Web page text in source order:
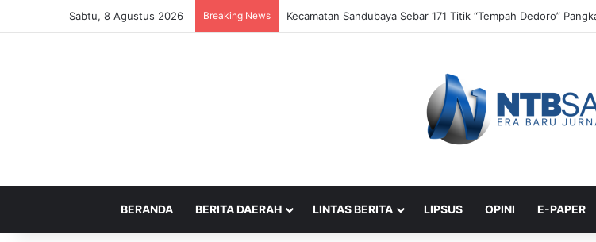
Sabtu, 8 Agustus 2026 Breaking News Alunan “Music Experience” Dorong UMKM dan Tenun Lokal
BERANDA BERITA DAERAH LINTAS BERITA LIPSUS OPINI E-PAPER